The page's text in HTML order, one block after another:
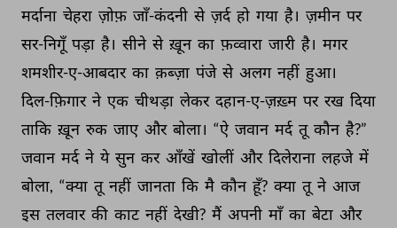
मर्दाना चेहरा ज़ोफ़ जाँ-कंदनी से ज़र्द हो गया है। ज़मीन पर
सर-निगूँ पड़ा है। सीने से ख़ून का फ़व्वारा जारी है। मगर
शमशीर-ए-आबदार का क़ब्ज़ा पंजे से अलग नहीं हुआ।
दिल-फ़िगार ने एक चीथड़ा लेकर दहान-ए-ज़ख़्म पर रख दिया
ताकि ख़ून रुक जाए और बोला। “ऐ जवान मर्द तू कौन है?”
जवान मर्द ने ये सुन कर आँखें खोलीं और दिलेराना लहजे में
बोला, “क्या तू नहीं जानता कि मै कौन हूँ? क्या तू ने आज
इस तलवार की काट नहीं देखी? मैं अपनी माँ का बेटा और